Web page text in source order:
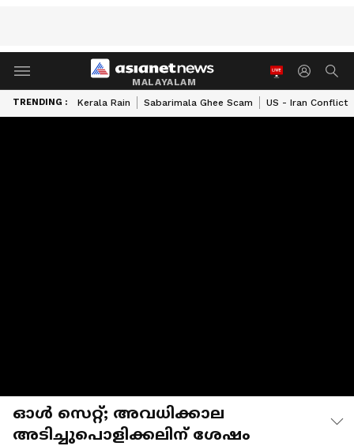
MALAYALAM
TRENDING : Kerala Rain Sabarimala Ghee Scam US - Iran Conflict
ഓൾ സെറ്റ്; അവധിക്കാല
അടിച്ചുപൊളിക്കലിന് ശേഷം